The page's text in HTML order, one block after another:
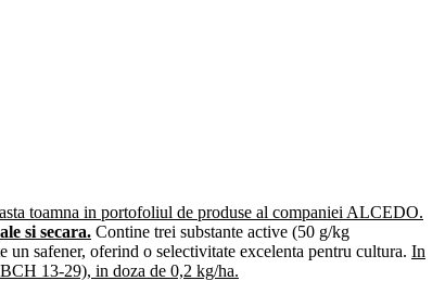
toamna in portofoliul de produse al companiei ALCEDO.
si secara. Contine trei substante active (50 g/kg
safener, oferind o selectivitate excelenta pentru cultura. In
13-29), in doza de 0,2 kg/ha.